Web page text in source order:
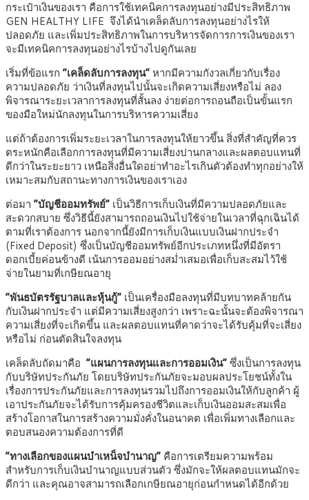
กระเป๋าเงินของเรา คือการใช้เทคนิคการลงทุนอย่างมีประสิทธิภาพ
GEN HEALTHY LIFE จึงได้นำเคล็ดลับการลงทุนอย่างไรให้
ปลอดภัย และเพิ่มประสิทธิภาพในการบริหารจัดการการเงินของเรา
จะมีเทคนิคการลงทุนอย่างไรบ้างไปดูกันเลย
เริ่มที่ข้อแรก “เคล็ดลับการลงทุน”หากมีความกังวลเกี่ยวกับเรื่อง
ความปลอดภัย ว่าเงินที่ลงทุนไปนั้นจะเกิดความเสี่ยงหรือไม่ ลอง
พิจารณาระยะเวลาการลงทุนที่สั้นลง ง่ายต่อการถอนถือเป็นขั้นแรก
ของมือใหม่นักลงทุนในการบริหารความเสี่ยง
แต่ถ้าต้องการเพิ่มระยะเวลาในการลงทุนให้ยาวขึ้น สิ่งที่สำคัญที่ควร
ตระหนักคือเลือกการลงทุนที่มีความเสี่ยงปานกลางและผลตอบแทนที่
ดีกว่าในระยะยาว เหนือสิ่งอื่นใดอย่าทำอะไรเกินตัวต้องทำทุกอย่างให้
เหมาะสมกับสถานะทางการเงินของเราเอง
ต่อมา “บัญชีออมทรัพย์” เป็นวิธีการเก็บเงินที่มีความปลอดภัยและ
สะดวกสบาย ซึ่งวิธีนี้ยังสามารถถอนเงินไปใช้จ่ายในเวลาที่ฉุกเฉินได้
ตามที่เราต้องการ นอกจากนี้ยังมีการเก็บเงินแบบเงินฝากประจำ
(Fixed Deposit) ซึ่งเป็นบัญชีออมทรัพย์อีกประเภทหนึ่งที่มีอัตรา
ดอกเบี้ยค่อนข้างดี เน้นการออมอย่างสม่ำเสมอเพื่อเก็บสะสมไว้ใช้
จ่ายในยามที่เกษียณอายุ
“พันธบัตรรัฐบาลและหุ้นกู้” เป็นเครื่องมือลงทุนที่มีบทบาทคล้ายกัน
กับเงินฝากประจำ แต่มีความเสี่ยงสูงกว่า เพราะฉะนั้นจะต้องพิจารณา
ความเสี่ยงที่จะเกิดขึ้น และผลตอบแทนที่คาดว่าจะได้รับคุ้มที่จะเสี่ยง
หรือไม่ ก่อนตัดสินใจลงทุน
เคล็ดลับถัดมาคือ “แผนการลงทุนและการออมเงิน”ซึ่งเป็นการลงทุน
กับบริษัทประกันภัย โดยบริษัทประกันภัยจะมอบผลประโยชน์ทั้งใน
เรื่องการประกันภัยและการลงทุนรวมไปถึงการออมเงินให้กับลูกค้า ผู้
เอาประกันภัยจะได้รับการคุ้มครองชีวิตและเก็บเงินออมสะสมเพื่อ
สร้างโอกาสในการสร้างความมั่งคั่งในอนาคต เพื่อเพิ่มทางเลือกและ
ตอบสนองความต้องการที่ดี
“ทางเลือกของแผนบำเหน็จบำนาญ” คือการเตรียมความพร้อม
สำหรับการเก็บเงินบำนาญแบบส่วนตัว ซึ่งมักจะให้ผลตอบแทนมักจะ
ดีกว่า และคุณอาจสามารถเลือกเกษียณอายุก่อนกำหนดได้อีกด้วย